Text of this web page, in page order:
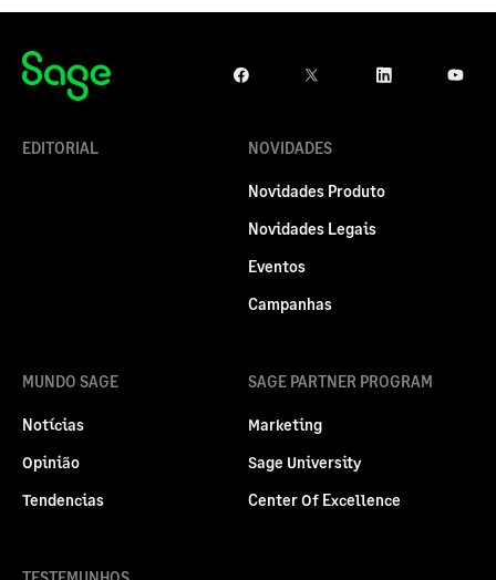
EDITORIAL NOVIDADES
Novidades Produto
Novidades Legais
Eventos
Campanhas
MUNDO SAGE
Notícias
Opinião
Tendencias
SAGE PARTNER PROGRAM
Marketing
Sage University
Center Of Excellence